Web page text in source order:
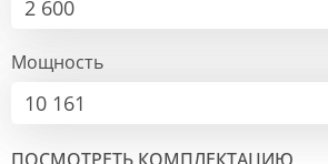
2 600
Мощность
10 161